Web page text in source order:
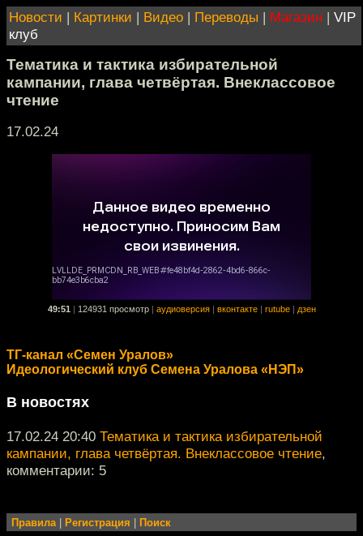
Новости | Картинки | Видео | Переводы | Магазин | VIP
клуб
Тематика и тактика избирательной
кампании, глава четвёртая. Внеклассовое
чтение
17.02.24
49:51 124931 просмотр аудиоверсия вконтакте rutube дзен
ТГ-канал «Семен Уралов»
Идеологический клуб Семена Уралова «НЭП»
В новостях
17.02.24 20:40 Тематика и тактика избирательной
кампании, глава четвёртая. Внеклассовое чтение,
комментарии: 5
Правила| Регистрация Поиск